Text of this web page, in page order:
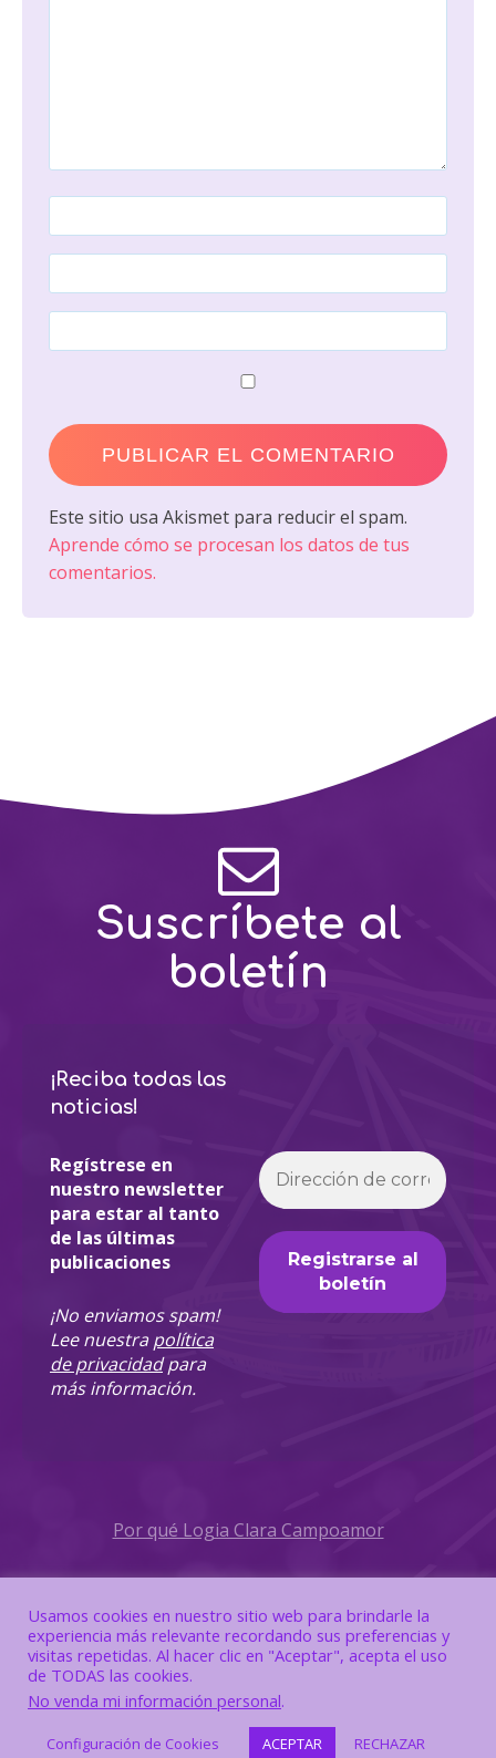
Este sitio usa Akismet para reducir el spam.
Aprende cómo se procesan los datos de tus
comentarios.
Suscríbete al
boletín
¡Reciba todas las
noticias!
Regístrese en
nuestro newsletter
para estar al tanto
de las últimas
publicaciones
¡No enviamos spam!
Lee nuestrapolítica
de privacidadpara
más información.
Por qué Logia Clara Campoamor
Política de Privacidad
Política de Cookies
Usamos cookies en nuestro sitio web para brindarle la
experiencia más relevante recordando sus preferencias y
visitas repetidas. Al hacer clic en "Aceptar", acepta el uso
de TODAS las cookies.
No venda mi información personal.
Configuración de Cookies ACEPTAR RECHAZAR